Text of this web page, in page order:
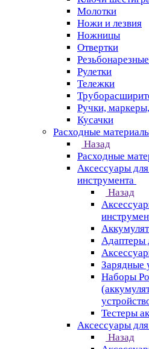
Молотки
Ножи и лезвия
Ножницы
Отвертки
Рулетки
Тележки
Ручки,
Кусачки
Расходные
Назад
Расходные
Аксессуары
инструмента
Назад
Адаптеры
Зарядные
Наборы
Тестеры
Аксессуары
Назад